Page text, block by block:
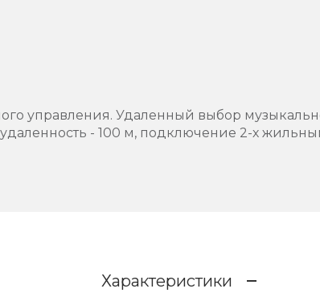
управления. Удаленный выбор
- 100 м, подключение 2-х
Характеристики